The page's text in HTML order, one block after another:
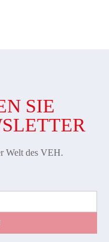
SIE
Welt des VEH.